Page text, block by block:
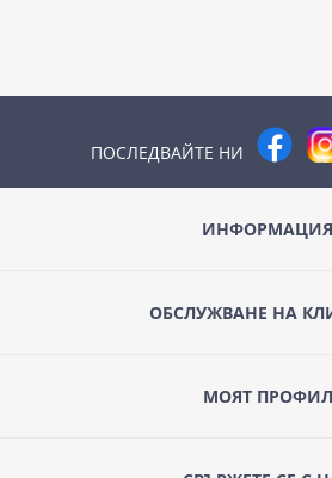
ПОСЛЕДВАЙТЕ НИ
ИНФОРМАЦИЯ
ОБСЛУЖВАНЕ НА
МОЯТ ПРОФИЛ